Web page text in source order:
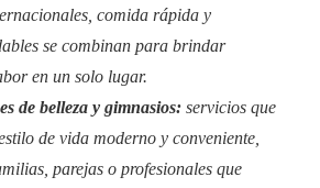
comida rápida y
se combinan para brindar
en un solo lugar.
de belleza y gimnasios: servicios que
de vida moderno y conveniente,
parejas o profesionales que